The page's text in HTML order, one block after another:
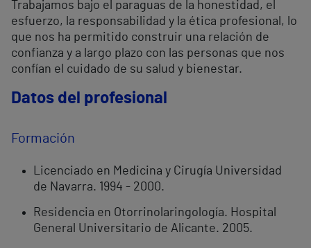
Trabajamos bajo el paraguas de la honestidad, el
esfuerzo, la responsabilidad y la ética profesional, lo
que nos ha permitido construir una relación de
confianza y a largo plazo con las personas que nos
confían el cuidado de su salud y bienestar.
Datos del profesional
Formación
Licenciado en Medicina y Cirugía Universidad
de Navarra. 1994 - 2000.
Residencia en Otorrinolaringología. Hospital
General Universitario de Alicante. 2005.